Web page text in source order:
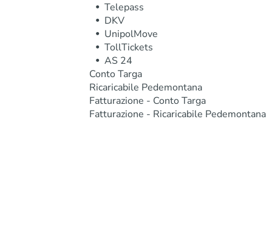
Telepass
DKV
UnipolMove
TollTickets
AS 24
Conto Targa
Ricaricabile Pedemontana
Fatturazione - Conto Targa
Fatturazione - Ricaricabile Pedemontana